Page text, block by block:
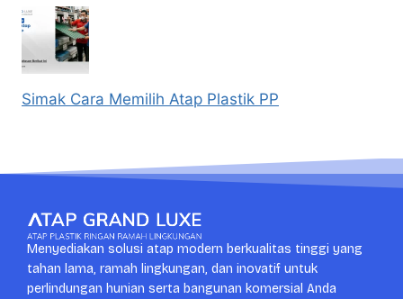
Simak Cara Memilih Atap Plastik PP
Menyediakan solusi atap modern berkualitas tinggi yang
tahan lama, ramah lingkungan, dan inovatif untuk
perlindungan hunian serta bangunan komersial Anda